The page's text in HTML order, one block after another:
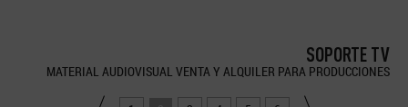
SOPORTE TV
MATERIAL AUDIOVISUAL VENTA Y ALQUILER PARA PRODUCCIONES